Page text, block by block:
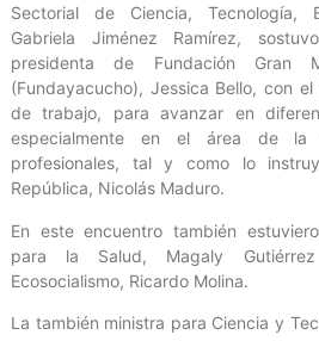
Sectorial de Ciencia, Tecnología,
Gabriela Jiménez Ramírez,
presidenta de Fundación Gran
(Fundayacucho), Jessica Bello, con
de trabajo, para avanzar en
especialmente en el área de la
profesionales, tal y como lo
República, Nicolás Maduro.
En este encuentro también
para la Salud, Magaly
Ecosocialismo, Ricardo Molina.
La también ministra para Ciencia y